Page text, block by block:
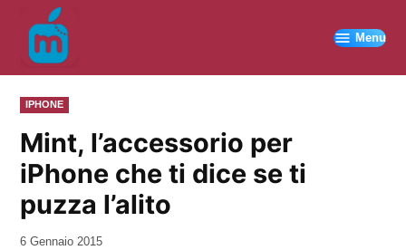
contenuto
Menu
PUBBLICATO
IN
IPHONE
Mint, l’accessorio per
iPhone che ti dice se ti
puzza l’alito
da
6 Gennaio 2015